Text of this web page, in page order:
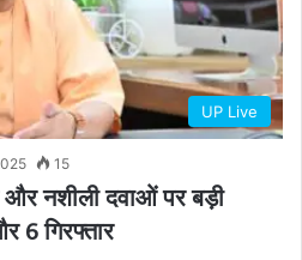
UP Live
15
नशीली दवाओं पर बड़ी
6 गिरफ्तार